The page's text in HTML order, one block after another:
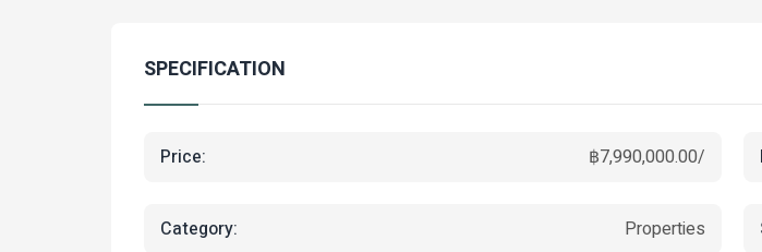
SPECIFICATION
Price: ฿7,990,000.00/
Category: Properties